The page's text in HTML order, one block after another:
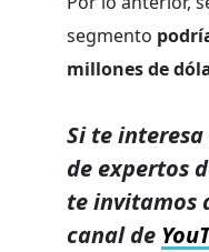
segmento
millones de
Si te
de expertos
te invitamos
canal de